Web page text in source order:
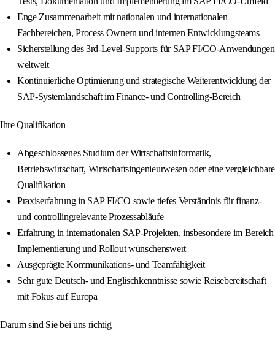
Enge Zusammenarbeit mit nationalen und internationalen
Fachbereichen, Process Ownern und internen Entwicklungsteams
Sicherstellung des 3rd-Level-Supports für SAP FI/CO-Anwendungen
weltweit
Kontinuierliche Optimierung und strategische Weiterentwicklung der
SAP-Systemlandschaft im Finance- und Controlling-Bereich
Ihre Qualifikation
Abgeschlossenes Studium der Wirtschaftsinformatik,
Betriebswirtschaft, Wirtschaftsingenieurwesen oder eine vergleichbare
Qualifikation
Praxiserfahrung in SAP FI/CO sowie tiefes Verständnis für finanz-
und controllingrelevante Prozessabläufe
Erfahrung in internationalen SAP-Projekten, insbesondere im Bereich
Implementierung und Rollout wünschenswert
Ausgeprägte Kommunikations- und Teamfähigkeit
Sehr gute Deutsch- und Englischkenntnisse sowie Reisebereitschaft
mit Fokus auf Europa
Darum sind Sie bei uns richtig